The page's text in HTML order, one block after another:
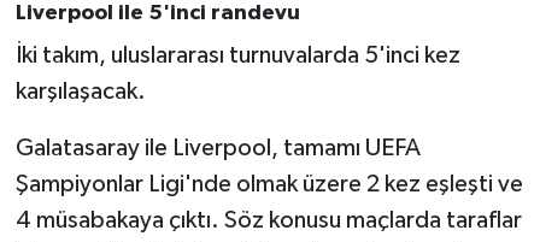
Liverpool ile 5'inci randevu
İki takım, uluslararası turnuvalarda 5'inci kez
karşılaşacak.
Galatasaray ile Liverpool, tamamı UEFA
Şampiyonlar Ligi'nde olmak üzere 2 kez eşleşti ve
4 müsabakaya çıktı. Söz konusu maçlarda taraflar